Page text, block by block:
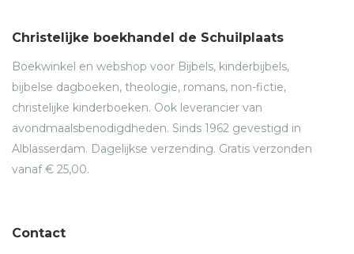
Christelijke boekhandel de Schuilplaats
Boekwinkel en webshop voor Bijbels, kinderbijbels,
bijbelse dagboeken, theologie, romans, non-fictie,
christelijke kinderboeken. Ook leverancier van
avondmaalsbenodigdheden. Sinds 1962 gevestigd in
Alblasserdam. Dagelijkse verzending. Gratis verzonden
vanaf € 25,00.
Contact